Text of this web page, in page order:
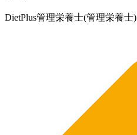
DietPlus管理栄養士(管理栄養士)